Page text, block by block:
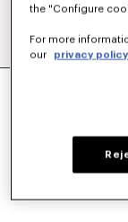
COLORES :Beige
Seleccionado
the "Configure
For more
our
privacy